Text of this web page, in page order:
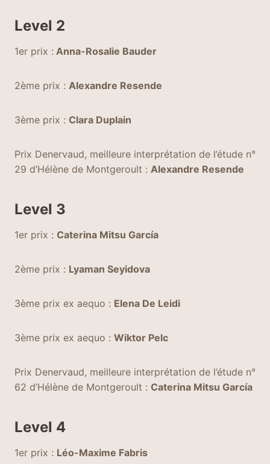
Level 2
1er prix : Anna-Rosalie Bauder
2ème prix : Alexandre Resende
3ème prix : Clara Duplain
Prix Denervaud, meilleure interprétation de l’étude n°
29 d’Hélène de Montgeroult : Alexandre Resende
Level 3
1er prix : Caterina Mitsu García
2ème prix : Lyaman Seyidova
3ème prix ex aequo : Elena De Leidi
3ème prix ex aequo : Wiktor Pelc
Prix Denervaud, meilleure interprétation de l’étude n°
62 d’Hélène de Montgeroult : Caterina Mitsu García
Level 4
1er prix : Léo-Maxime Fabris